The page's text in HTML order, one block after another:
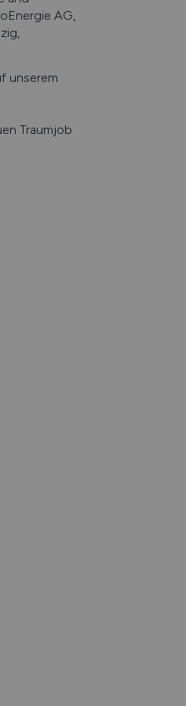
AG,
unserem
Traumjob.